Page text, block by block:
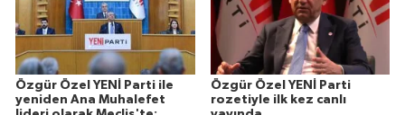
Özgür Özel YENİ Parti ile
yeniden Ana Muhalefet
Özgür Özel YENİ Parti
rozetiyle ilk kez canlı